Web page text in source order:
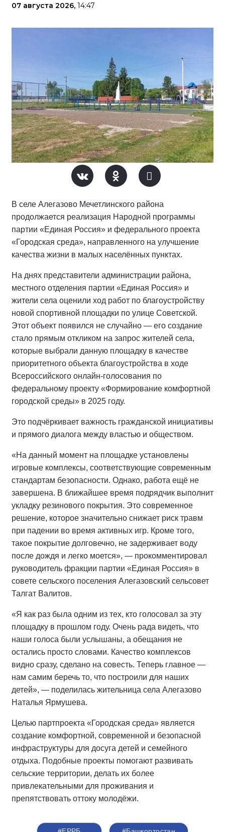
07 августа 2026, 14:47
В селе Алегазово Мечетлинского района
продолжается реализация Народной программы
партии «Единая Россия» и федерального проекта
«Городская среда», направленного на улучшение
качества жизни в малых населённых пунктах.
На днях представители администрации района,
местного отделения партии «Единая Россия» и
жители села оценили ход работ по благоустройству
новой спортивной площадки по улице Советской.
Этот объект появился не случайно — его создание
стало прямым откликом на запрос жителей села,
которые выбрали данную площадку в качестве
приоритетного объекта благоустройства в ходе
Всероссийского онлайн-голосования по
федеральному проекту «Формирование комфортной
городской среды» в 2025 году.
Это подчёркивает важность гражданской инициативы
и прямого диалога между властью и обществом.
«На данный момент на площадке установлены
игровые комплексы, соответствующие современным
стандартам безопасности. Однако, работа ещё не
завершена. В ближайшее время подрядчик выполнит
укладку резинового покрытия. Это современное
решение, которое значительно снижает риск травм
при падении во время активных игр. Кроме того,
такое покрытие долговечно, не задерживает воду
после дождя и легко моется», — прокомментировал
руководитель фракции партии «Единая Россия» в
совете сельского поселения Алегазовский сельсовет
Талгат Валитов.
«Я как раз была одним из тех, кто голосовал за эту
площадку в прошлом году. Очень рада видеть, что
наши голоса были услышаны, а обещания не
остались просто словами. Качество комплексов
видно сразу, сделано на совесть. Теперь главное —
нам самим беречь то, что построили для наших
детей», — поделилась жительница села Алегазово
Наталья Ярмушева.
Целью партпроекта «Городская среда» является
создание комфортной, современной и безопасной
инфраструктуры для досуга детей и семейного
отдыха. Подобные проекты помогают развивать
сельские территории, делать их более
привлекательными для проживания и
препятствовать оттоку молодёжи.